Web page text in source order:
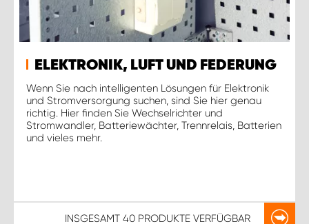
ELEKTRONIK, LUFT UND FEDERUNG
Wenn Sie nach intelligenten Lösungen für Elektronik
und Stromversorgung suchen, sind Sie hier genau
richtig. Hier finden Sie Wechselrichter und
Stromwandler, Batteriewächter, Trennrelais, Batterien
und vieles mehr.
INSGESAMT 40 PRODUKTE VERFÜGBAR